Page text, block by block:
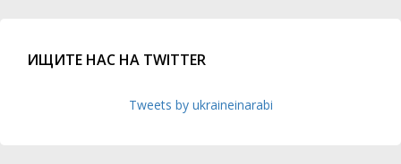
ИЩИТЕ НАС НА TWITTER
Tweets by ukraineinarabi